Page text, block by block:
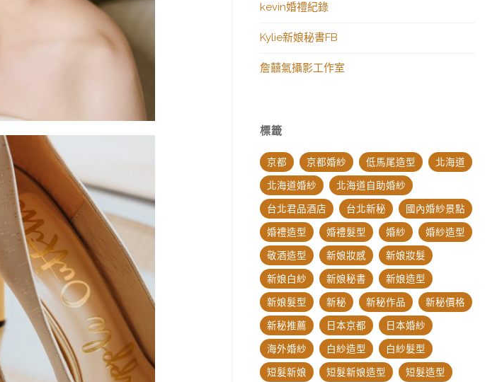
kevin婚禮紀錄
Kylie新娘秘書FB
詹囍氣攝影工作室
標籤
京都 京都婚紗 低馬尾造型 北海道
北海道婚紗 北海道自助婚紗
台北君品酒店 台北新秘 國內婚紗景點
婚禮造型 婚禮髮型 婚紗 婚紗造型
敬酒造型 新娘妝感 新娘妝髮
新娘白紗 新娘秘書 新娘造型
新娘髮型 新秘 新秘作品 新秘價格
新秘推薦 日本京都 日本婚紗
海外婚紗 白紗造型 白紗髮型
短髮新娘 短髮新娘造型 短髮造型